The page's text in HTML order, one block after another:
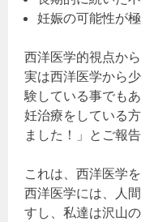
妊娠の可能性が
西洋医学的視点か
実は西洋医学から
験している事でも
妊治療をしている
ました！」とご報
これは、西洋医学
西洋医学には、人
すし、私達は沢山